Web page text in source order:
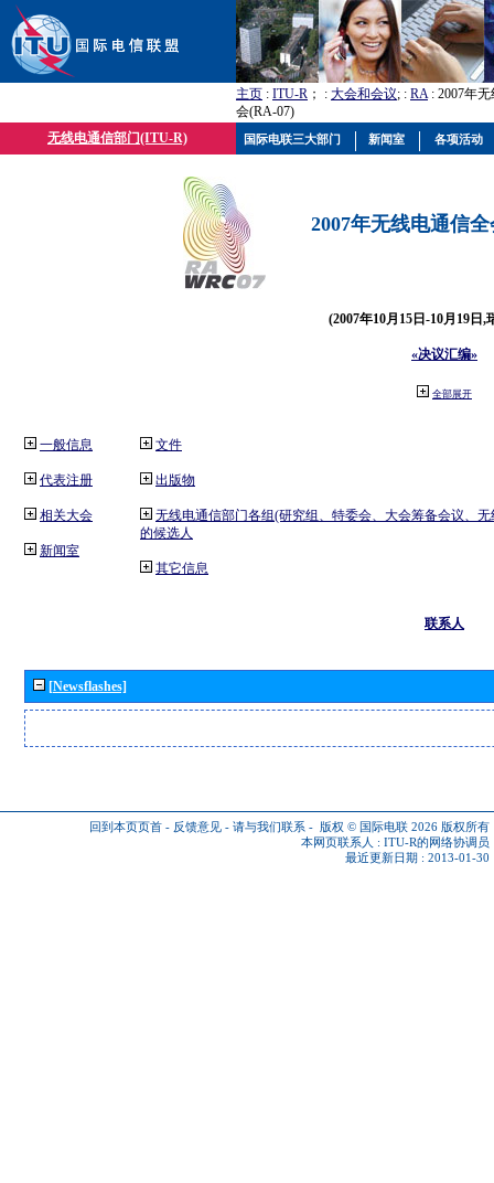
主页 : ITU-R ； : 大会和会议; : RA: 2007年
会(RA-07)
无线电通信部门(ITU-R)
2007年无线电通信
(2007年10月15日-10月19日,
«决议汇编»
全部展开
一般信息
代表注册
相关大会
新闻室
文件
出版物
无线电通信部门各组(研究组、特委会、大会筹备会议、
的候选人
其它信息
联系人
[Newsflashes]
回到本页页首 - 反馈意见 - 请与我们联系 - 版权 © 国际电联 2026 版权所有
本网页联系人 : ITU-R的网络协调员
最近更新日期 : 2013-01-30
国际电联三大部门 新闻室 各项活动